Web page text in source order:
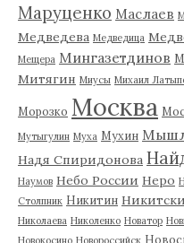
Маруценко Маслаев
Медведева Медведица
Мещера Мингазетдинов
Митягин Миусы Михаил
Морозко Москва
Мутыгулин Муха Мухин
Надя Спиридонова
Наумов Небо России Неро
Столпник Никитин
Николаева Николенко Новатор
Новокосино Новороссийск